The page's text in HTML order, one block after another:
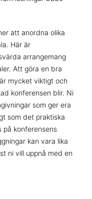
att anordna olika
Här är
arrangemang
Att göra en bra
mycket viktigt och
konferensen blir. Ni
som ger era
som det praktiska
på konferensens
kan vara lika
ni vill uppnå med en